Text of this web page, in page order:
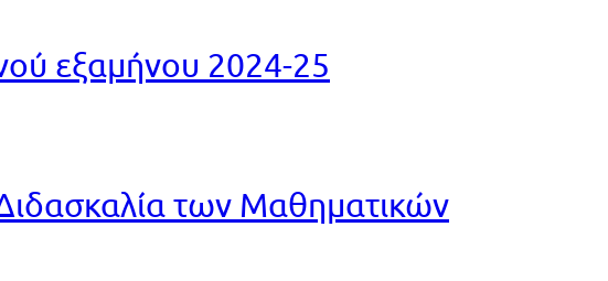
εξαμήνου 2024-25
των Μαθηματικών